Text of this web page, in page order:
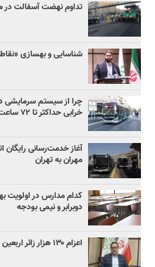
تداوم نهضت آسفالت در منطقه ۱۰؛ اجرای روکش مکانیزه
شناسایی و بهسازی
چرا از سیستم سرمایشی
خرابی حداکثر تا ۷۲ ساعت
آغاز خدمت‌رسانی رایگان
مهران به تهران
کدام مدارس در اولویت
دوبرابر و نیمی بودجه
اعزام ۱۳۰ هزار زائر اربعین از پایانه‌های مسافربری شهر تهران